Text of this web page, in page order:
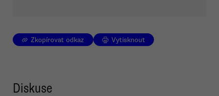
Zkopírovat odkaz Vytisknout
Diskuse